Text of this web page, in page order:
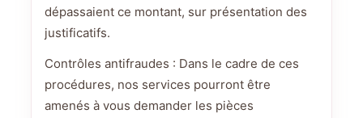
dépassaient ce montant, sur présentation des
justificatifs.
Contrôles antifraudes : Dans le cadre de ces
procédures, nos services pourront être
amenés à vous demander les pièces